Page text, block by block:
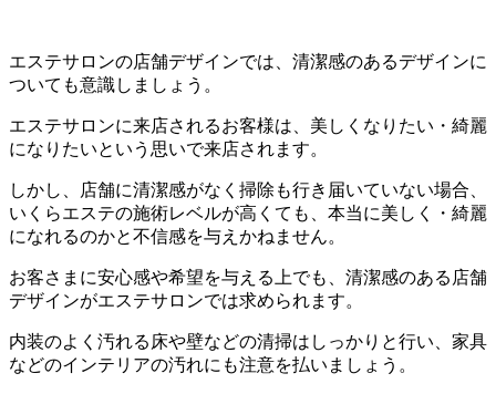
エステサロンの店舗デザインでは、清潔感のあるデザインに
ついても意識しましょう。
エステサロンに来店されるお客様は、美しくなりたい・綺麗
になりたいという思いで来店されます。
しかし、店舗に清潔感がなく掃除も行き届いていない場合、
いくらエステの施術レベルが高くても、本当に美しく・綺麗
になれるのかと不信感を与えかねません。
お客さまに安心感や希望を与える上でも、清潔感のある店舗
デザインがエステサロンでは求められます。
内装のよく汚れる床や壁などの清掃はしっかりと行い、家具
などのインテリアの汚れにも注意を払いましょう。